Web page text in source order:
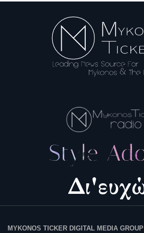
MYKONOS TICKER DIGITAL MEDIA GROUP